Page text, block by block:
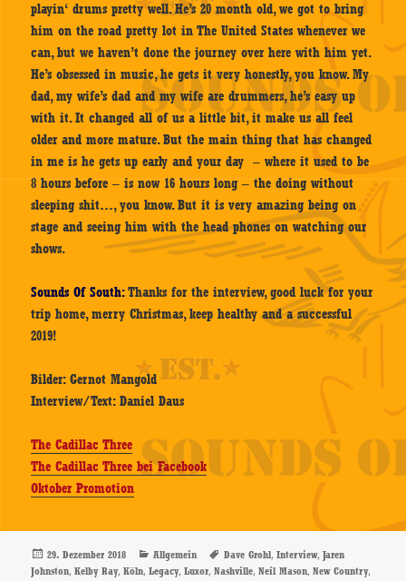
playin‘ drums pretty well. He’s 20 month old, we got to bring
him on the road pretty lot in The United States whenever we
can, but we haven’t done the journey over here with him yet.
He’s obsessed in music, he gets it very honestly, you know. My
dad, my wife’s dad and my wife are drummers, he’s easy up
with it. It changed all of us a little bit, it make us all feel
older and more mature. But the main thing that has changed
in me is he gets up early and your day – where it used to be
8 hours before – is now 16 hours long – the doing without
sleeping shit…, you know. But it is very amazing being on
stage and seeing him with the head phones on watching our
shows.
Sounds Of South:Thanks for the interview, good luck for your
trip home, merry Christmas, keep healthy and a successful
2019!
Bilder: Gernot Mangold
Interview/Text: Daniel Daus
The Cadillac Three
The Cadillac Three bei Facebook
Oktober Promotion
Veröffentlicht
am
29. Dezember 2018 Kategorien
Allgemein Schlagwörter
Dave Grohl,Interview,Jaren
Johnston,Kelby Ray,Köln,Legacy,Luxor,Nashville,Neil Mason,New Country,